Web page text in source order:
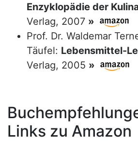
Enzyklopädie der
Verlag, 2007 »
Prof. Dr. Waldemar
Täufel: Lebensmittel-
Verlag, 2005 »
Links zu Amazon